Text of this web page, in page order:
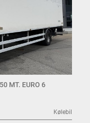
MT. EURO 6
Kølebil